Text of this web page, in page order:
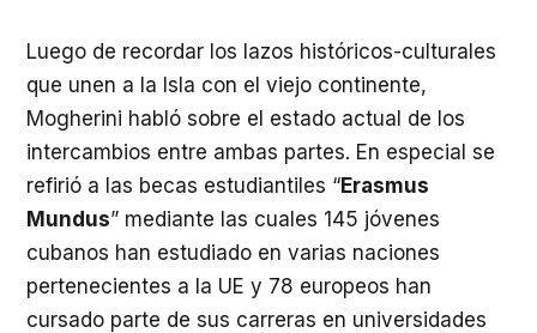
Luego de recordar los lazos históricos-culturales
que unen a la Isla con el viejo continente,
Mogherini habló sobre el estado actual de los
intercambios entre ambas partes. En especial se
refirió a las becas estudiantiles “Erasmus
Mundus” mediante las cuales 145 jóvenes
cubanos han estudiado en varias naciones
pertenecientes a la UE y 78 europeos han
cursado parte de sus carreras en universidades